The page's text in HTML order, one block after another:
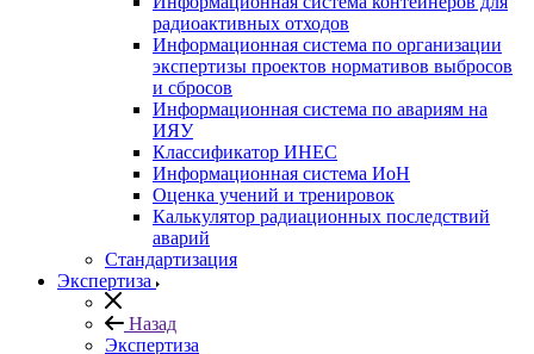
радиоактивных отходов
Информационная система по организации
экспертизы проектов нормативов выбросов
и сбросов
Информационная система по авариям на
ИЯУ
Классификатор ИНЕС
Информационная система ИоН
Оценка учений и тренировок
Калькулятор радиационных последствий
аварий
Стандартизация
Экспертиза
Назад
Экспертиза